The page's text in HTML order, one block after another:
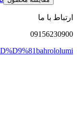
ارتباط با ما
09156230900
bahrololumi